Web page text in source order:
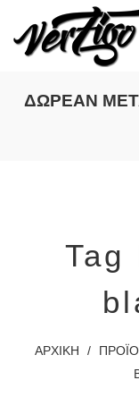
ΔΩΡΕΑΝ
Tag
ΑΡΧΙΚΗ /